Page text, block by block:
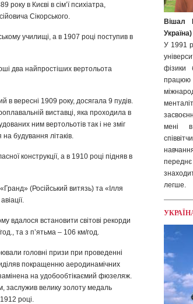
року в Києві в сім’ї психіатра,
Сікорського.
училищі, а в 1907 році поступив в
два найпростіших вертольота
в вересні 1909 року, досягала 9 пудів.
виставці, яка проходила в
ним вертольотів так і не зміг
будування літаків.
конструкції, а в 1910 році підняв в
(Російський витязь) та «Ілля
вдалося встановити світові рекорди
та з п’ятьма – 106 км/год.
головні призи при проведенні
покращенню аеродинамічних
на удобообтікаємий фюзеляж.
заслужив велику золоту медаль
році.
Вішал
Україна)
У 1991
фізики
мені
переднє
легше.